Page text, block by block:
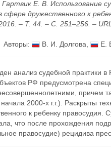
Е. В. Использование
сфере дружественного к
– Т. 44. – С. 251–256. –
Авторы: В. И. Долгова Е.
анализ судебной практики
РФ предусмотрена
причем
2000-х г.г.). Раскрыты
к ребенку правосудия.
что после прохождения
правосудие) рецидива